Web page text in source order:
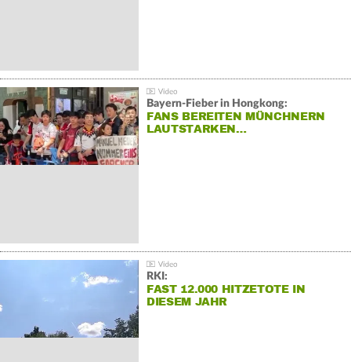
Bayern-Fieber in Hongkong:
FANS BEREITEN MÜNCHNERN
LAUTSTARKEN…
RKI:
FAST 12.000 HITZETOTE IN
DIESEM JAHR